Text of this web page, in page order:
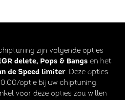
zijn volgende opties
delete, Pops & Bangs en het
de Speed limiter. Deze opties
optie bij uw chiptuning.
voor deze opties zou willen